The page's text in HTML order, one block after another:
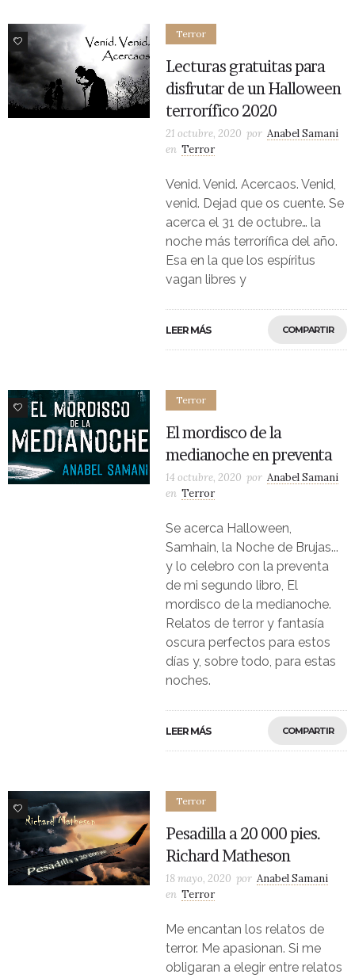
2
Terror
Lecturas gratuitas para
disfrutar de un Halloween
terrorífico 2020
21 octubre, 2020 por Anabel Samani
en Terror
Venid. Venid. Acercaos. Venid,
venid. Dejad que os cuente. Se
acerca el 31 de octubre… la
noche más terrorífica del año.
Esa en la que los espíritus
vagan libres y
LEER MÁS COMPARTIR
1
Terror
El mordisco de la
medianoche en preventa
14 octubre, 2020 por Anabel Samani
en Terror
Se acerca Halloween,
Samhain, la Noche de Brujas...
y lo celebro con la preventa
de mi segundo libro, El
mordisco de la medianoche.
Relatos de terror y fantasía
oscura perfectos para estos
días y, sobre todo, para estas
noches.
LEER MÁS COMPARTIR
1
Terror
Pesadilla a 20 000 pies.
Richard Matheson
18 mayo, 2020 por Anabel Samani
en Terror
Me encantan los relatos de
terror. Me apasionan. Si me
obligaran a elegir entre relatos